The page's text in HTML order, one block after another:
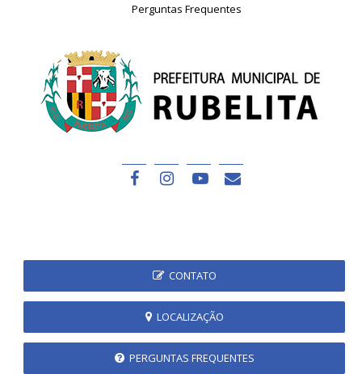
Perguntas Frequentes
CONTATO
LOCALIZAÇÃO
PERGUNTAS FREQUENTES